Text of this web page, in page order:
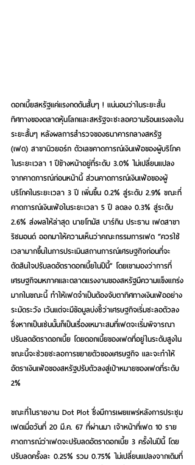
ดอกเบี้ยสหรัฐแค่แรงกดดันสั้นๆ ! แน่นอนว่าในระยะสั้น
ทิศทางของตลาดหุ้นโลกและสหรัฐจะชะลอความร้อนแรงลงใน
ระยะสั้นๆ หลังผลการสำรวจของธนาคารกลางสหรัฐ
(เฟด) สาขานิวยอร์ก ตัวเลขคาดการณ์เงินเฟ้อของผู้บริโภค
ในระยะเวลา 1 ปีข้างหน้าอยู่ที่ระดับ 3.0% ไม่เปลี่ยนแปลง
จากคาดการณ์ก่อนหน้านี้ ส่วนคาดการณ์เงินเฟ้อของผู้
บริโภคในระยะเวลา 3 ปี เพิ่มขึ้น 0.2% สู่ระดับ 2.9% ขณะที่
คาดการณ์เงินเฟ้อในระยะเวลา 5 ปี ลดลง 0.3% สู่ระดับ
2.6% ส่งผลให้ล่าสุด นายโทมัส บาร์กิน ประธาน เฟดสาขา
ริชมอนด์ ออกมาให้ความเห็นว่าคณะกรรมการเฟด “ควรใช้
เวลามากขึ้นในการประเมินสถานการณ์เศรษฐกิจก่อนที่จะ
ตัดสินใจปรับลดอัตราดอกเบี้ยในปีนี้” โดยเขามองว่าการที่
เศรษฐกิจมหภาคและตลาดแรงงานของสหรัฐมีความแข็งแกร่ง
มากในขณะนี้ ทำให้เฟดจำเป็นต้องจับตาทิศทางเงินเฟ้ออย่าง
ระมัดระวัง เว้นแต่จะมีข้อมูลบ่งชี้ว่าเศรษฐกิจเริ่มชะลอตัวลง
ซึ่งหากเป็นเช่นนั้นก็เป็นเรื่องเหมาะสมที่เฟดจะเริ่มพิจารณา
ปรับลดอัตราดอกเบี้ย โดยดอกเบี้ยของเฟดที่อยู่ในระดับสูงใน
ขณะนี้จะช่วยชะลอการขยายตัวของเศรษฐกิจ และจะทำให้
อัตราเงินเฟ้อของสหรัฐปรับตัวลงสู่เป้าหมายของเฟดที่ระดับ
2%
ขณะที่ในรายงาน Dot Plot ซึ่งมีการเผยแพร่หลังการประชุม
เฟดเมื่อวันที่ 20 มี.ค. 67 ที่ผ่านมา เจ้าหน้าที่เฟด 10 ราย
คาดการณ์ว่าเฟดจะปรับลดอัตราดอกเบี้ย 3 ครั้งในปีนี้ โดย
ปรับลดครั้งละ 0.25% รวม 0.75% ไม่เปลี่ยนแปลงจากเดิมที่